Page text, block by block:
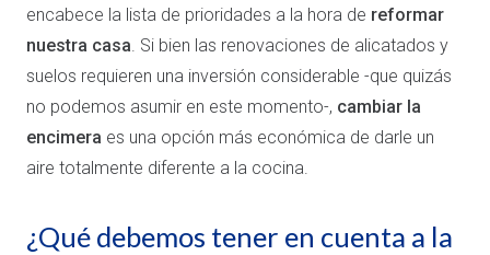
encabece la lista de prioridades a la hora de reformar
nuestra casa. Si bien las renovaciones de alicatados y
suelos requieren una inversión considerable -que quizás
no podemos asumir en este momento-, cambiar la
encimera es una opción más económica de darle un
aire totalmente diferente a la cocina.
¿Qué debemos tener en cuenta a la